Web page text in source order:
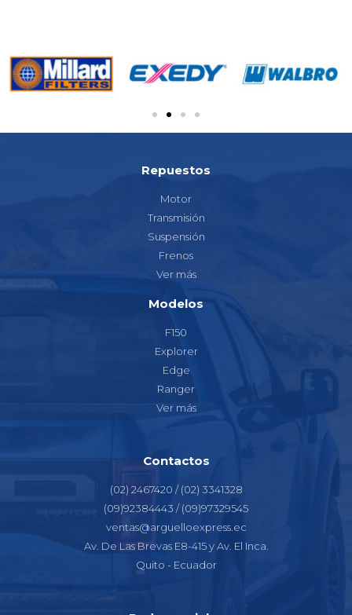
Repuestos
Motor
Transmisión
Suspensión
Frenos
Ver más
Modelos
F150
Explorer
Edge
Ranger
Ver más
Contactos
(02) 2467420 / (02) 3341328
(09)92384443 / (09)97329545
ventas@arguelloexpress.ec
Av. De Las Brevas E8-415 y Av. El Inca.
Quito - Ecuador